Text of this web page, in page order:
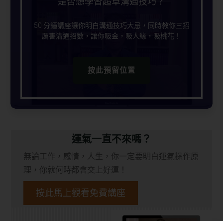
50 分鐘講座讓你明白溝通技巧大忌，同時教你三招
厲害溝通招數，讓你吸金，吸人緣，吸桃花！
按此預留位置
運氣一直不來嗎？
無論工作，感情，人生，你一定要明白運氣操作原
理，你就何時都會交上好運！
按此馬上觀看免費講座